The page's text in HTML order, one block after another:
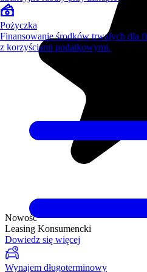
Nowość
Leasing Konsumencki
Dowiedz się więcej
Wynajem długoterminowy
Pożyczka
Finansowanie środków trwałych dla
z korzyściami podatkowymi.